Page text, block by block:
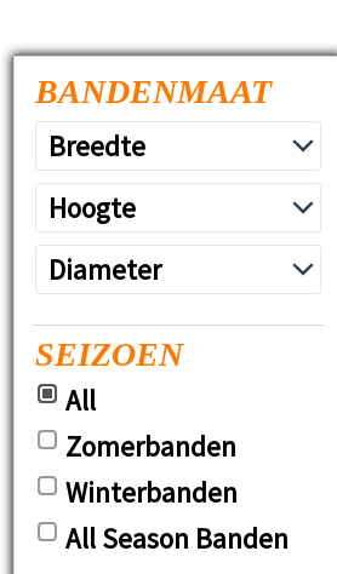
BANDENMAAT
SEIZOEN
All
Zomerbanden
Winterbanden
All Season Banden